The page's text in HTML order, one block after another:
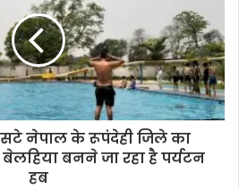
नेपाल के रूपंदेही जिले का
बनने जा रहा है पर्यटन
हब